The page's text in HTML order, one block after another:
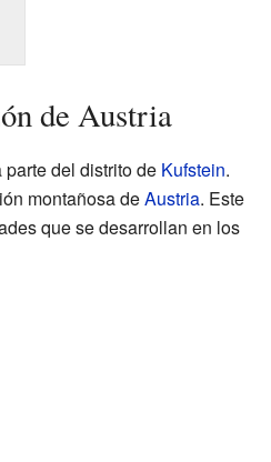
de Austria
del distrito de Kufstein.
montañosa deAustria. Este
que se desarrollan en los